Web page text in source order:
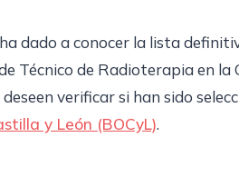
ha dado a conocer la lista
Técnico de Radioterapia en la
verificar si han sido
y León (BOCyL).